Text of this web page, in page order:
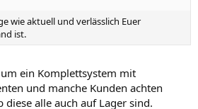
wie aktuell und verlässlich Euer
ist.
ein Komplettsystem mit
und manche Kunden achten
alle auch auf Lager sind.